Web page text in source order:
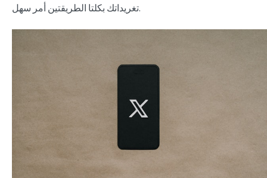
تغريداتكبكلتا الطريقتين أمر سهل.